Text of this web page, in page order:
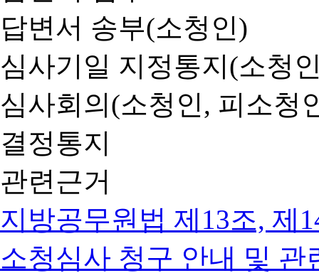
답변서 송부(소청인)
심사기일 지정통지(소청
심사회의(소청인, 피소청
결정통지
관련근거
지방공무원법 제13조, 제
소청심사 청구 안내 및 관